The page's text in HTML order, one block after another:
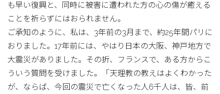
も早い復興と、同時に被害に遭われた方の心の傷が癒える
ことを祈らずにはおられません。
ご承知のように、私は、3年前の3月まで、約25年間パリに
おりました。17年前には、やはり日本の大阪、神戸地方で
大震災がありました。その折、フランスで、ある方からこ
ういう質問を受けました。「天理教の教えはよくわかった
が、ならば、今回の震災で亡くなった人6千人は、皆、前